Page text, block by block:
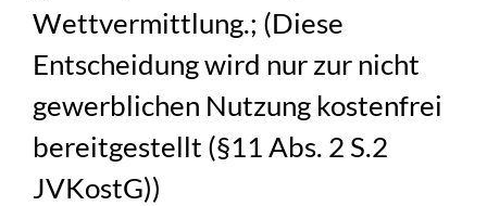
Wettvermittlung.; (Diese
Entscheidung wird nur zur nicht
gewerblichen Nutzung kostenfrei
bereitgestellt (§11 Abs. 2 S.2
JVKostG))